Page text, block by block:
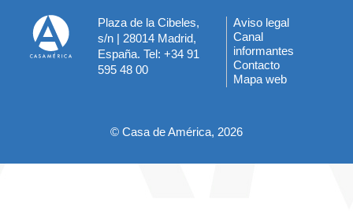
Plaza de la Cibeles,
s/n | 28014 Madrid,
España. Tel: +34 91
595 48 00
Menú
del
pie
Aviso legal
Canal
informantes
Contacto
Mapa web
© Casa de América, 2026